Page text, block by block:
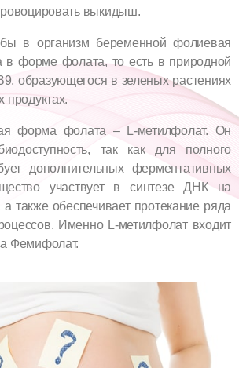
выкидыш.
в организм беременной фолиевая
в форме фолата, то есть в природной
образующегося в зеленых растениях
продуктах.
форма фолата – L-метилфолат. Он
так как для полного
дополнительных ферментативных
участвует в синтезе ДНК на
а также обеспечивает протекание ряда
Именно L-метилфолат входит
Фемифолат.